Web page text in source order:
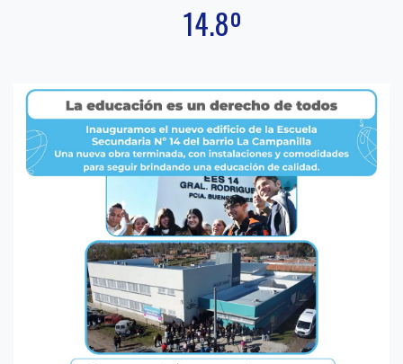
14.8º